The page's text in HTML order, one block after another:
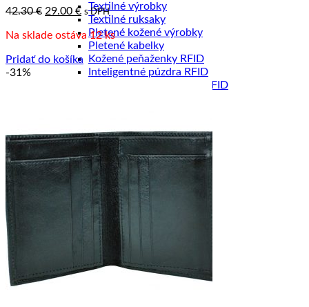
Textilné výrobky
Textilné ruksaky
Pletené kožené výrobky
Pletené kabelky
Kožené peňaženky RFID
Inteligentné púzdra RFID
Kožené púzdra na karty RFID
Maľované Office sety
HODVÁB A VLNA
Hodvábne šále
Hodvábne šatky
Hodvábne šatky Slim
Hodvábne kravaty
Hodvábne čelenky
Hodvábne čelenky Limited
Hodvábne gumičky
Hodvábne vlasové sety Limited
42.30€ Pôvodná
bola:
42.30 €.
29.00 €Aktuálna
cena
je:
29.00 €.
s DPH
Na sklade ostáva 12 ks
Pridať do košíka
-31%